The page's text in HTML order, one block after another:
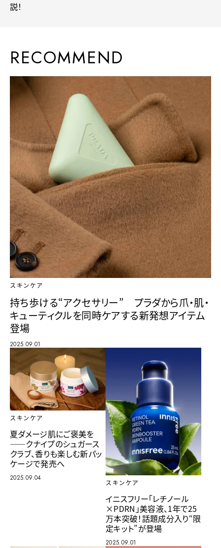
説！
RECOMMEND
スキンケア
持ち歩ける“アクセサリー” プラダから爪・肌・
キューティクルを同時ケアする新発想アイテム
登場
2025.09.01
スキンケア
夏ダメージ肌にご褒美を
――クナイプのシュガース
クラブ、香りも楽しむ新パッ
ケージで発売へ
2025.09.04
スキンケア
イニスフリー「レチノール
×PDRN」美容液、1年で25
万本突破！話題成分入り“限
定キット”が登場
2025.09.01